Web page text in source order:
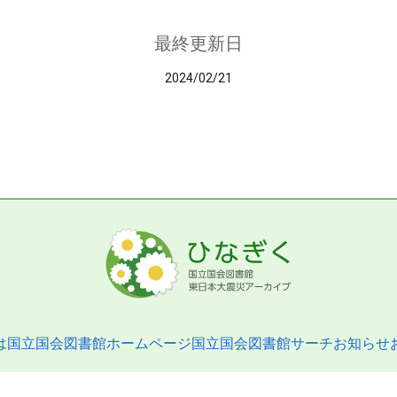
最終更新日
2024/02/21
国立国会図書館ホームページ国立国会図書館サーチお知らせ